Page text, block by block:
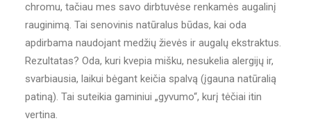
chromu, tačiau mes savo dirbtuvėse renkamės augalinį
rauginimą. Tai senovinis natūralus būdas, kai oda
apdirbama naudojant medžių žievės ir augalų ekstraktus.
Rezultatas? Oda, kuri kvepia mišku, nesukelia alergijų ir,
svarbiausia, laikui bėgant keičia spalvą (įgauna natūralią
patiną). Tai suteikia gaminiui „gyvumo“, kurį tėčiai itin
vertina.